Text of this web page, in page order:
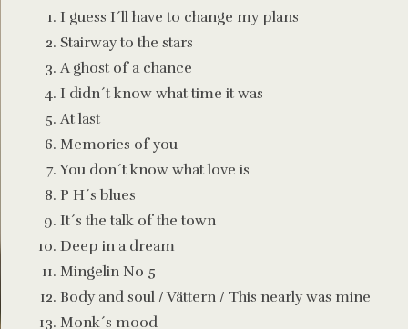
I guess I´ll have to change my plans
Stairway to the stars
A ghost of a chance
I didn´t know what time it was
At last
Memories of you
You don´t know what love is
P H´s blues
It´s the talk of the town
Deep in a dream
Mingelin No 5
Body and soul / Vättern / This nearly was mine
Monk´s mood